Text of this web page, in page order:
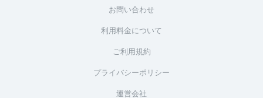
お問い合わせ
利用料金について
ご利用規約
プライバシーポリシー
運営会社